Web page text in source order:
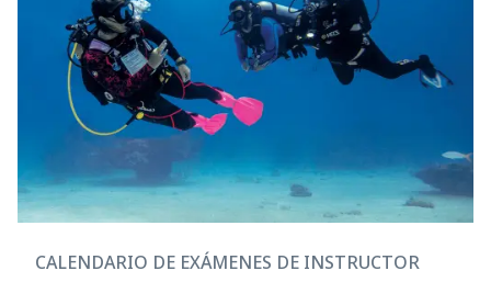
CALENDARIO DE EXÁMENES DE INSTRUCTOR